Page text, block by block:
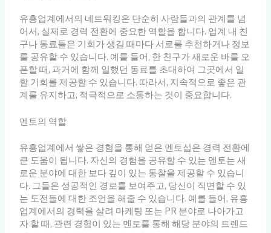
유흥업계에서의 네트워킹은 단순히 사람들과의 관계를 넘
어서, 실제로 경력 전환에 중요한 역할을 합니다. 업계 내 친
구나 동료들은 기회가 생길 때마다 서로를 추천하거나 정보
를 공유할 수 있습니다. 예를 들어, 한 친구가 새로운 바를 오
픈할 때, 과거에 함께 일했던 동료를 초대하여 그곳에서 일
할 기회를 제공할 수 있습니다. 따라서, 지속적으로 좋은 관
계를 유지하고, 적극적으로 소통하는 것이 중요합니다.
멘토의 역할
유흥업계에서 쌓은 경험을 통해 얻은 멘토십은 경력 전환에
큰 도움이 됩니다. 자신의 경험을 공유할 수 있는 멘토는 새
로운 분야에 대한 보다 깊이 있는 통찰을 제공할 수 있습니
다. 그들은 성공적인 경로를 보여주고, 당신이 직면할 수 있
는 도전들에 대한 조언을 해줄 수 있습니다. 예를 들어, 유흥
업계에서의 경력을 살려 마케팅 또는 PR 분야로 나아가고
자 할 때, 관련 경험이 있는 멘토를 통해 해당 분야의 트렌드